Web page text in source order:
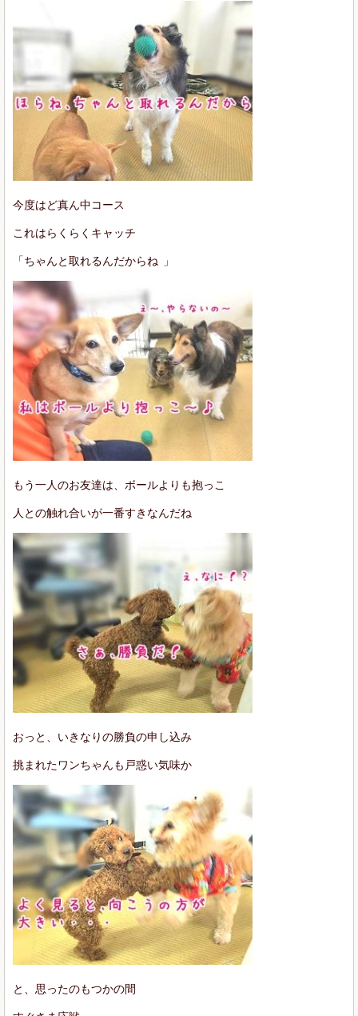
今度はど真ん中コース
これはらくらくキャッチ
「ちゃんと取れるんだからね 」
もう一人のお友達は、ボールよりも抱っこ
人との触れ合いが一番すきなんだね
おっと、いきなりの勝負の申し込み
挑まれたワンちゃんも戸惑い気味か
と、思ったのもつかの間